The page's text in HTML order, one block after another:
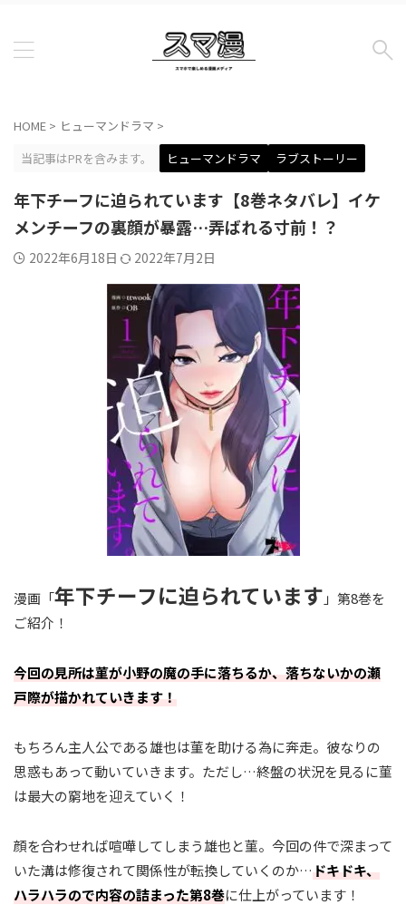
HOME > ヒューマンドラマ >
当記事はPRを含みます。
ヒューマンドラマ ラブストーリー
年下チーフに迫られています【8巻ネタバレ】イケ
メンチーフの裏顔が暴露…弄ばれる寸前！？
2022年6月18日 2022年7月2日
漫画「年下チーフに迫られています 」第8巻を
ご紹介！
今回の見所は菫が小野の魔の手に落ちるか、落ちないかの瀬
戸際が描かれていきます！
もちろん主人公である雄也は菫を助ける為に奔走。彼なりの
思惑もあって動いていきます。ただし…終盤の状況を見るに菫
は最大の窮地を迎えていく！
顔を合わせれば喧嘩してしまう雄也と菫。今回の件で深まって
いた溝は修復されて関係性が転換していくのか…ドキドキ、
ハラハラので内容の詰まった第8巻に仕上がっています！